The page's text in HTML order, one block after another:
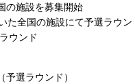
の施設を募集開始
た全国の施設にて予選ラウン
ウンド
選ラウンド）